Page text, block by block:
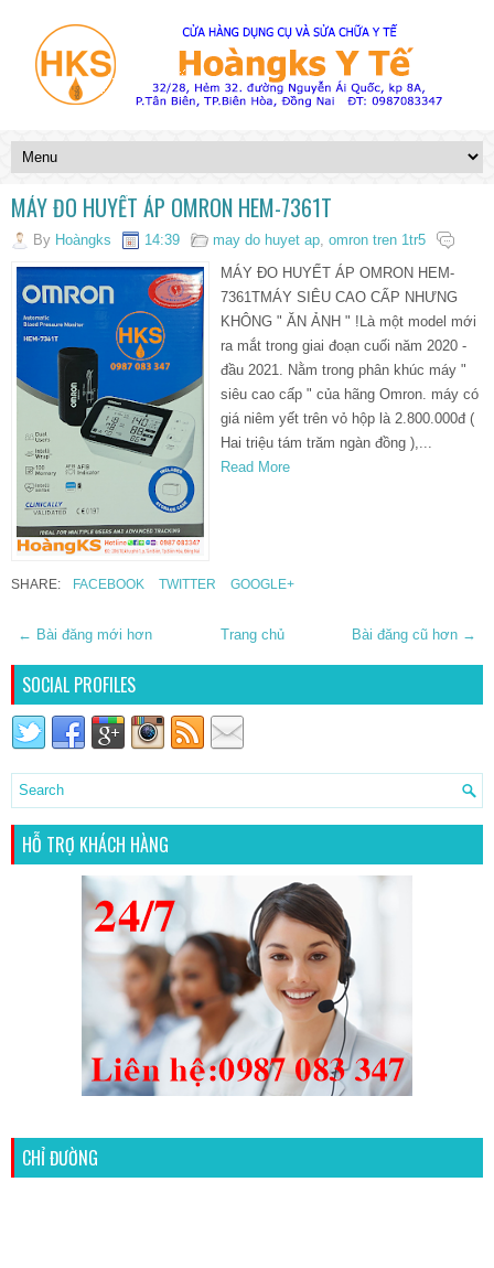
MÁY ĐO HUYẾT ÁP OMRON HEM-7361T
By Hoàngks 14:39 may do huyet ap, omron tren 1tr5
MÁY ĐO HUYẾT ÁP OMRON HEM-
7361TMÁY SIÊU CAO CẤP NHƯNG
KHÔNG " ĂN ẢNH " !Là một model mới
ra mắt trong giai đoạn cuối năm 2020 -
đầu 2021. Nằm trong phân khúc máy "
siêu cao cấp " của hãng Omron. máy có
giá niêm yết trên vỏ hộp là 2.800.000đ (
Hai triệu tám trăm ngàn đồng ),...
SHARE: FACEBOOK TWITTER GOOGLE+
Read More
← Bài đăng mới hơn Bài đăng cũ hơn →
Trang chủ
SOCIAL PROFILES
HỖ TRỢ KHÁCH HÀNG
CHỈ ĐƯỜNG